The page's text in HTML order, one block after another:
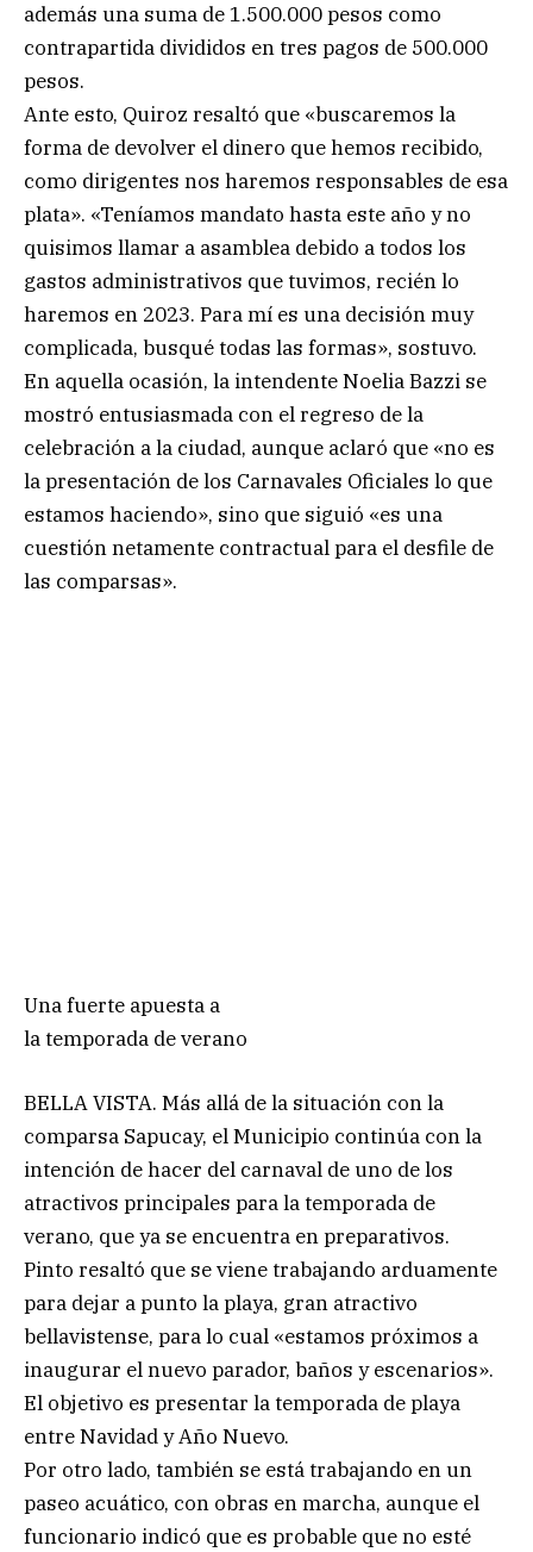
además una suma de 1.500.000 pesos como
contrapartida divididos en tres pagos de 500.000
pesos.
Ante esto, Quiroz resaltó que «buscaremos la
forma de devolver el dinero que hemos recibido,
como dirigentes nos haremos responsables de esa
plata». «Teníamos mandato hasta este año y no
quisimos llamar a asamblea debido a todos los
gastos administrativos que tuvimos, recién lo
haremos en 2023. Para mí es una decisión muy
complicada, busqué todas las formas», sostuvo.
En aquella ocasión, la intendente Noelia Bazzi se
mostró entusiasmada con el regreso de la
celebración a la ciudad, aunque aclaró que «no es
la presentación de los Carnavales Oficiales lo que
estamos haciendo», sino que siguió «es una
cuestión netamente contractual para el desfile de
las comparsas».
Una fuerte apuesta a
la temporada de verano
BELLA VISTA. Más allá de la situación con la
comparsa Sapucay, el Municipio continúa con la
intención de hacer del carnaval de uno de los
atractivos principales para la temporada de
verano, que ya se encuentra en preparativos.
Pinto resaltó que se viene trabajando arduamente
para dejar a punto la playa, gran atractivo
bellavistense, para lo cual «estamos próximos a
inaugurar el nuevo parador, baños y escenarios».
El objetivo es presentar la temporada de playa
entre Navidad y Año Nuevo.
Por otro lado, también se está trabajando en un
paseo acuático, con obras en marcha, aunque el
funcionario indicó que es probable que no esté